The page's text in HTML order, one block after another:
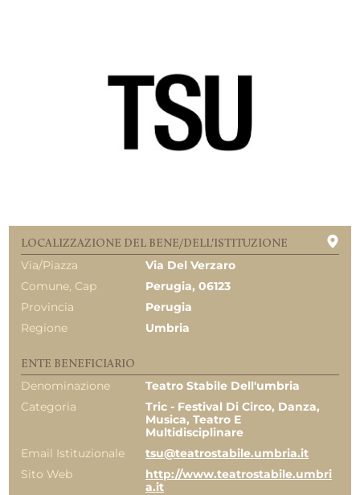
LOCALIZZAZIONE DEL BENE/DELL'ISTITUZIONE
Via/Piazza
Via Del Verzaro
Comune, Cap
Perugia, 06123
Provincia
Perugia
Regione
Umbria
ENTE BENEFICIARIO
Denominazione
Teatro Stabile Dell'umbria
Categoria
Tric - Festival Di Circo, Danza,
Musica, Teatro E
Multidisciplinare
Email Istituzionale
tsu@teatrostabile.umbria.it
Sito Web
http://www.teatrostabile.umbri
a.it